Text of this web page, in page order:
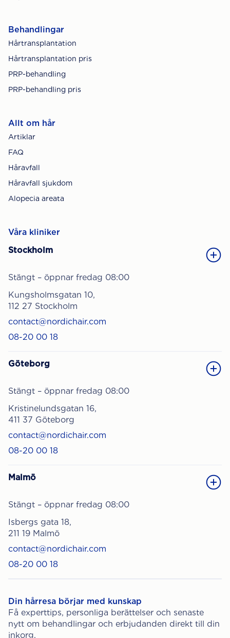
Behandlingar
Hårtransplantation
Hårtransplantation pris
PRP-behandling
PRP-behandling pris
Allt om hår
Artiklar
FAQ
Håravfall
Håravfall sjukdom
Alopecia areata
Våra kliniker
Stockholm
Stängt – öppnar fredag 08:00
Kungsholmsgatan 10,
112 27 Stockholm
contact@nordichair.com
08-20 00 18
Göteborg
Stängt – öppnar fredag 08:00
Kristinelundsgatan 16,
411 37 Göteborg
contact@nordichair.com
08-20 00 18
Malmö
Stängt – öppnar fredag 08:00
Isbergs gata 18,
211 19 Malmö
contact@nordichair.com
08-20 00 18
Din hårresa börjar med kunskap
Få experttips, personliga berättelser och senaste
nytt om behandlingar och erbjudanden direkt till din
inkorg.